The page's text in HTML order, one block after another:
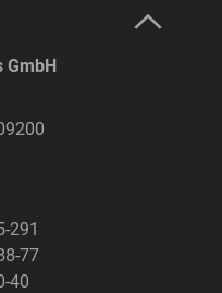
GmbH
291
77
40